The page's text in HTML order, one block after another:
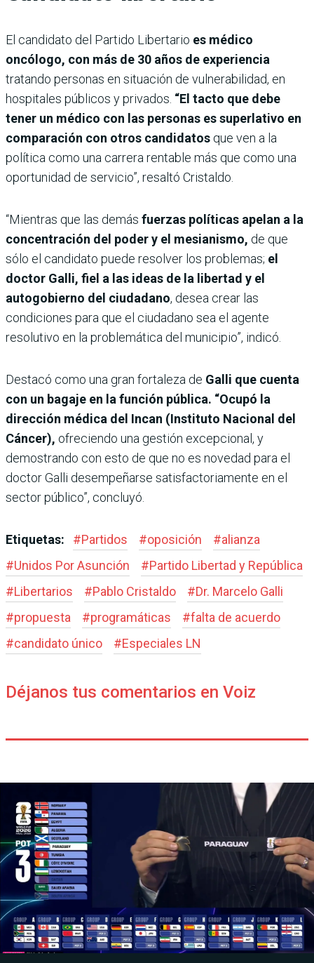
El candidato del Partido Libertario es médico
oncólogo, con más de 30 años de experiencia
tratando personas en situación de vulnerabilidad, en
hospitales públicos y privados. “El tacto que debe
tener un médico con las personas es superlativo en
comparación con otros candidatos que ven a la
política como una carrera rentable más que como una
oportunidad de servicio”, resaltó Cristaldo.
“Mientras que las demás fuerzas políticas apelan a la
concentración del poder y el mesianismo, de que
sólo el candidato puede resolver los problemas; el
doctor Galli, fiel a las ideas de la libertad y el
autogobierno del ciudadano, desea crear las
condiciones para que el ciudadano sea el agente
resolutivo en la problemática del municipio”, indicó.
Destacó como una gran fortaleza de Galli que cuenta
con un bagaje en la función pública. “Ocupó la
dirección médica del Incan (Instituto Nacional del
Cáncer), ofreciendo una gestión excepcional, y
demostrando con esto de que no es novedad para el
doctor Galli desempeñarse satisfactoriamente en el
sector público”, concluyó.
Etiquetas: #Partidos #oposición #alianza
#Unidos Por Asunción #Partido Libertad y República
#Libertarios #Pablo Cristaldo #Dr. Marcelo Galli
#propuesta #programáticas #falta de acuerdo
#candidato único #Especiales LN
Déjanos tus comentarios en Voiz